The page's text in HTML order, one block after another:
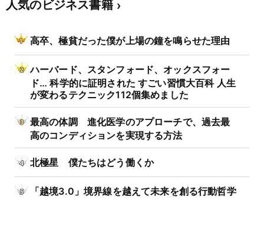
人気のビジネス書籍
高卒、極貧だった僕が上場の鐘を鳴らせた理由
ハーバード、スタンフォード、オックスフォー
ド… 科学的に証明された すごい習慣大百科 人生
が変わるテクニック112個集めました
最高の体調 進化医学のアプローチで、過去最
高のコンディションを実現する方法
北極星 僕たちはどう働くか
「越境3.0」境界線を越えて未来を創る行動哲学